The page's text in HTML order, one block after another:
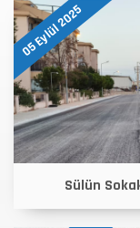
05 Eylül 2025
Sülün